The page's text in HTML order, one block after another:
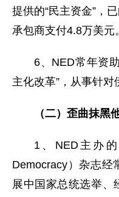
提供的“民主资金”，
承包商支付4.8万美元。
6、NED常年资
主化改革”，从事针对
（二）歪曲抹黑
1、NED主办
Democracy）杂志经
展中国家总统选举、